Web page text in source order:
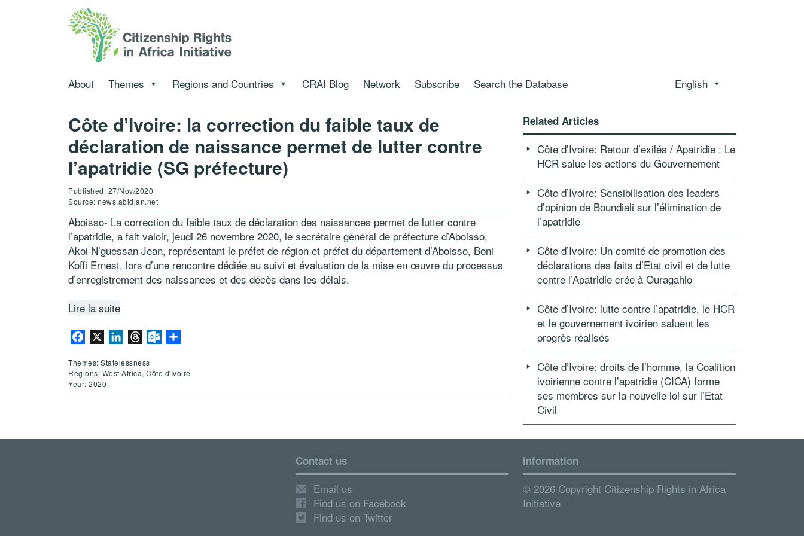
About Themes Regions and Countries CRAI Blog Network Subscribe Search the Database English
Côte d’Ivoire: la correction du faible taux de
déclaration de naissance permet de lutter contre
l’apatridie (SG préfecture)
Published: 27/Nov/2020
Source: news.abidjan.net
Aboisso- La correction du faible taux de déclaration des naissances permet de lutter contre
l’apatridie, a fait valoir, jeudi 26 novembre 2020, le secrétaire général de préfecture d’Aboisso,
Akoi N’guessan Jean, représentant le préfet de région et préfet du département d’Aboisso, Boni
Koffi Ernest, lors d’une rencontre dédiée au suivi et évaluation de la mise en œuvre du processus
d’enregistrement des naissances et des décès dans les délais.
Lire la suite
Facebook LinkedInThreadsOutlook.com
Themes: Statelessness
Regions: West Africa, Côte d'Ivoire
Year: 2020
Related Articles
Côte d’Ivoire: Retour d’exilés / Apatridie : Le
HCR salue les actions du Gouvernement
Côte d’Ivoire: Sensibilisation des leaders
d’opinion de Boundiali sur l’élimination de
l’apatridie
Côte d’Ivoire: Un comité de promotion des
déclarations des faits d’Etat civil et de lutte
contre l’Apatridie crée à Ouragahio
Côte d’Ivoire: lutte contre l’apatridie, le HCR
et le gouvernement ivoirien saluent les
progrès réalisés
Côte d’Ivoire: droits de l’homme, la Coalition
ivoirienne contre l’apatridie (CICA) forme
ses membres sur la nouvelle loi sur l’Etat
Civil
Contact us
Email us
Find us on Facebook
Find us on Twitter
Information
© 2026 Copyright Citizenship Rights in Africa
Initiative.